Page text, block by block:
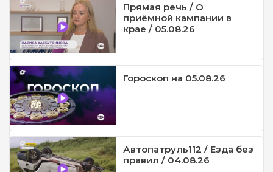
Прямая речь / О
приёмной кампании в
крае / 05.08.26
Гороскоп на 05.08.26
Автопатруль112 / Езда без
правил / 04.08.26